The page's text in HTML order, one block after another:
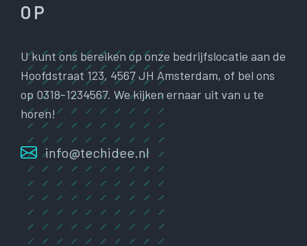
OP
U kunt ons bereiken op onze bedrijfslocatie aan de
Hoofdstraat 123, 4567 JH Amsterdam, of bel ons
op 0318-1234567. We kijken ernaar uit van u te
horen!
info@techidee.nl